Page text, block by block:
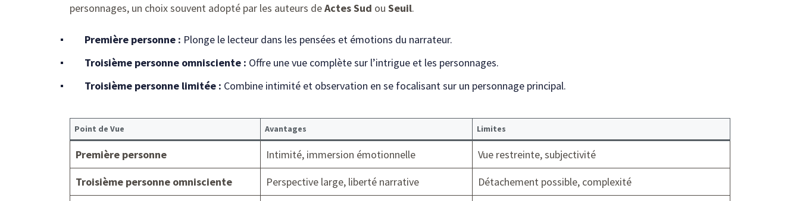
personnages, un choix souvent adopté par les auteurs deActes Sud ou Seuil.
Première personne : Plonge le lecteur dans les pensées et émotions du narrateur.
Troisième personne omnisciente : Offre une vue complète sur l’intrigue et les personnages.
Troisième personne limitée : Combine intimité et observation en se focalisant sur un personnage principal.
Point de Vue Avantages Limites
Première personne Intimité, immersion émotionnelle
Vue restreinte, subjectivité
Troisième personne omnisciente
Perspective large, liberté narrative
Détachement possible, complexité